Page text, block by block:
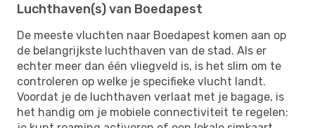
Luchthaven(s) van Boedapest
De meeste vluchten naar Boedapest komen aan op
de belangrijkste luchthaven van de stad. Als er
echter meer dan één vliegveld is, is het slim om te
controleren op welke je specifieke vlucht landt.
Voordat je de luchthaven verlaat met je bagage, is
het handig om je mobiele connectiviteit te regelen: